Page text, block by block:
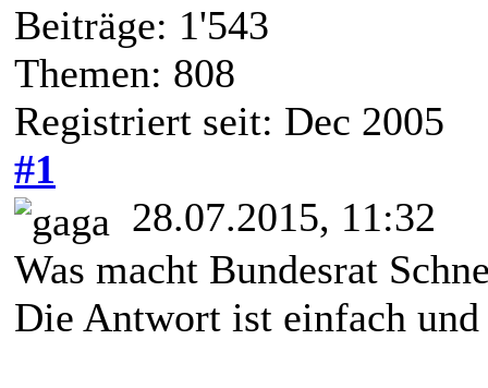
Beiträge: 1'543
Themen: 808
Registriert seit: Dec 2005
#1
28.07.2015, 11:32
Was macht Bundesrat
Die Antwort ist einfach